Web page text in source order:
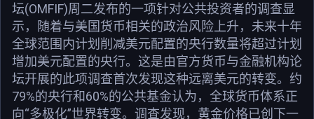
坛(OMFIF)周二发布的一项针对公共投资者的调查显
示，随着与美国货币相关的政治风险上升，未来十年
全球范围内计划削减美元配置的央行数量将超过计划
增加美元配置的央行。这是由官方货币与金融机构论
坛开展的此项调查首次发现这种远离美元的转变。约
79%的央行和60%的公共基金认为，全球货币体系正
向“多极化”世界转变。调查发现，黄金价格已创下一